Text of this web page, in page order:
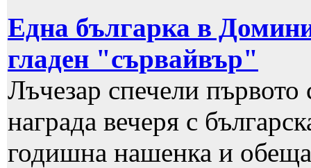
Една българка в
гладен "сървайвър"
Лъчезар спечели първото
награда вечеря с
годишна нашенка и